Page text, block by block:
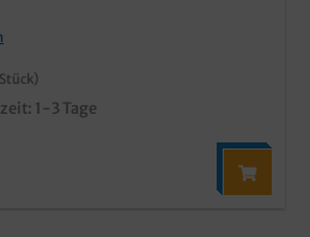
1-3 Tage